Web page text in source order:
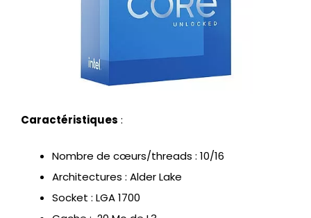
Caractéristiques :
Nombre de cœurs/threads : 10/16
Architectures : Alder Lake
Socket : LGA 1700